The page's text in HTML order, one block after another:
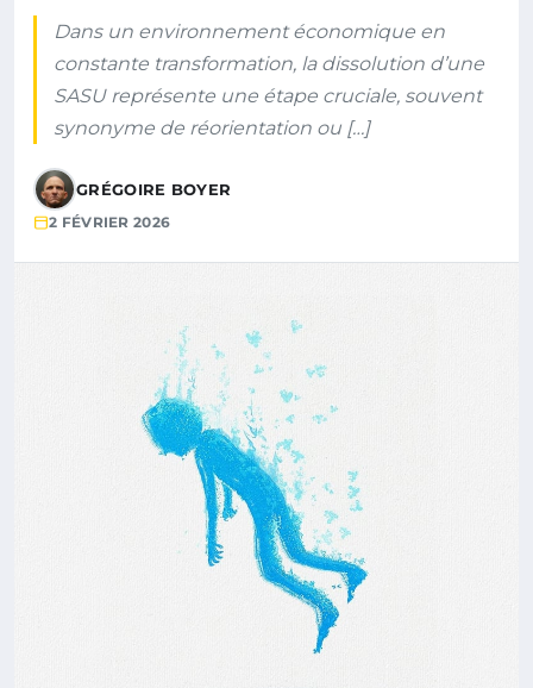
Dans un environnement économique en
constante transformation, la dissolution d’une
SASU représente une étape cruciale, souvent
synonyme de réorientation ou […]
GRÉGOIRE BOYER
2 FÉVRIER 2026